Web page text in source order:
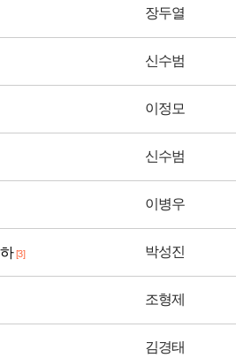
장두열
신수범
이정모
신수범
이병우
[3] 박성진
조형제
김경태